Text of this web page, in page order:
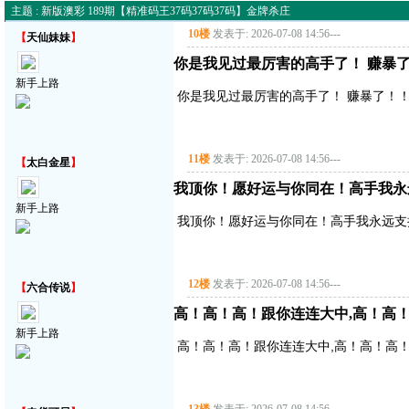
主题 : 新版澳彩 189期【精准码王37码37码37码】金牌杀庄
【天仙妹妹】
新手上路
10楼 发表于: 2026-07-08 14:56---
你是我见过最厉害的高手了！ 赚暴
你是我见过最厉害的高手了！ 赚暴了！
【太白金星】
新手上路
11楼 发表于: 2026-07-08 14:56---
我顶你！愿好运与你同在！高手我
我顶你！愿好运与你同在！高手我永远
【六合传说】
新手上路
12楼 发表于: 2026-07-08 14:56---
高！高！高！跟你连连大中,高！高
高！高！高！跟你连连大中,高！高！高